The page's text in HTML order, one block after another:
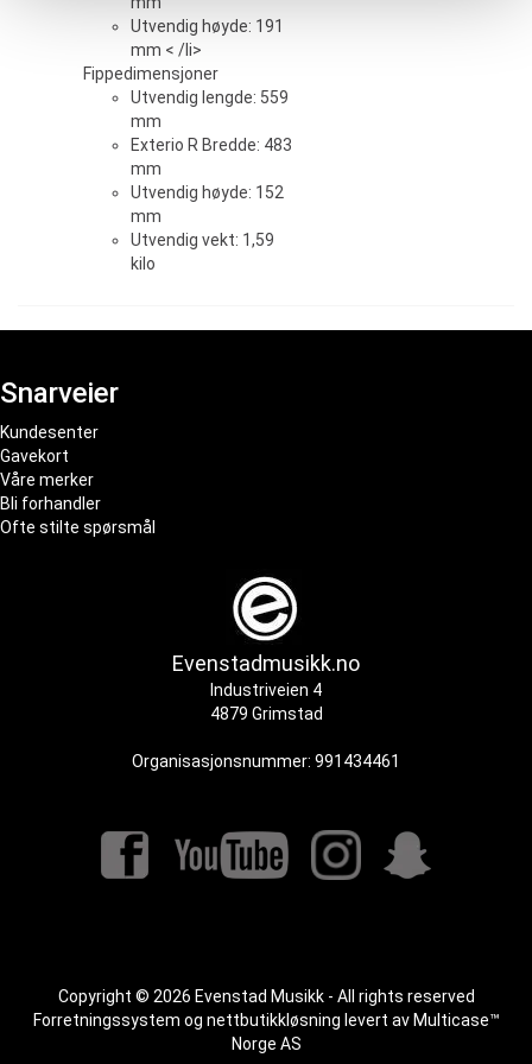
Utvendig høyde: 191
mm < /li>
Fippedimensjoner
Utvendig lengde: 559
mm
Exterio R Bredde: 483
mm
Utvendig høyde: 152
mm
Utvendig vekt: 1,59
kilo
Snarveier
Kundesenter
Gavekort
Våre merker
Bli forhandler
Ofte stilte spørsmål
Evenstadmusikk.no
Industriveien 4
4879 Grimstad
Organisasjonsnummer: 991434461
Copyright © 2026 Evenstad Musikk - All rights reserved
Forretningssystem og nettbutikkløsning levert av Multicase™
Norge AS